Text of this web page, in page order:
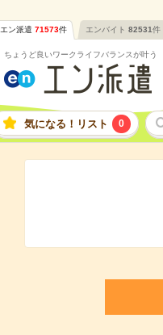
エン派遣 71573件 エンバイト 82531件
ちょうど良いワークライフバランスが叶う
気になる！リスト 0